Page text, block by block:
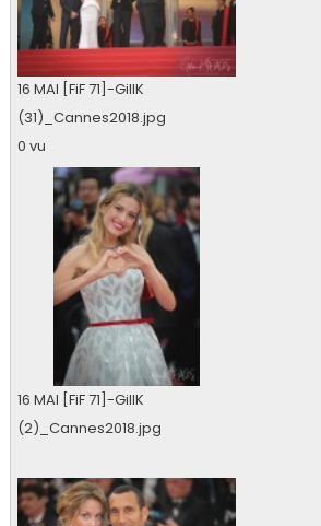
16 MAI [FiF 71]-GillK
(31)_Cannes2018.jpg
0 vu
16 MAI [FiF 71]-GillK
(2)_Cannes2018.jpg